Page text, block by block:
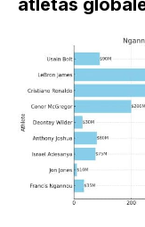
atletas